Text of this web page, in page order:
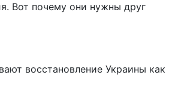
Вот почему они нужны друг
восстановление Украины как